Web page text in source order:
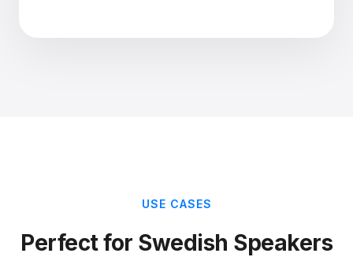
USE CASES
Perfect for Swedish Speakers